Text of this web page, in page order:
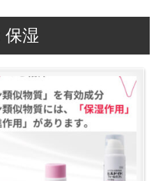
保湿